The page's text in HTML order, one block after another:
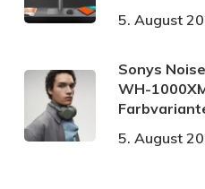
5. August
Sonys
WH-
5. August